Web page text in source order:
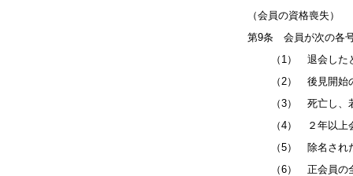
（会員の資格喪失）
第9条 会員が次の各
（1） 退会した
（2） 後見開始の
（3） 死亡し、若
（4） ２年以上会
（5） 除名され
（6） 正会員の全